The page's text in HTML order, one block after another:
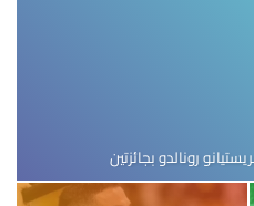
رونالدو بجائزتين